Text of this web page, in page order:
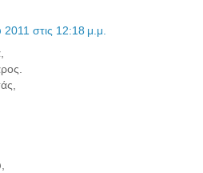
2011 στις 12:18 μ.μ.